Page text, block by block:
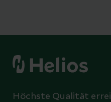
Höchste Qualität